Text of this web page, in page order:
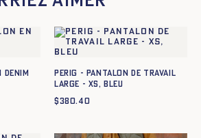
denim
Perig - Pantalon de Travail
large - XS, BLEU
$380.40